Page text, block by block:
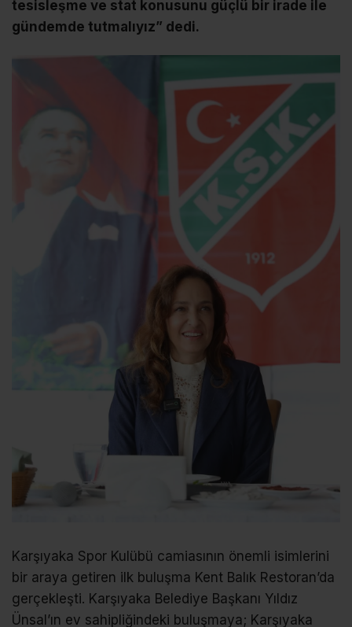
tesisleşme ve stat konusunu güçlü bir irade ile
gündemde tutmalıyız” dedi.
Karşıyaka Spor Kulübü camiasının önemli isimlerini
bir araya getiren ilk buluşma Kent Balık Restoran’da
gerçekleşti. Karşıyaka Belediye Başkanı Yıldız
Ünsal’ın ev sahipliğindeki buluşmaya; Karşıyaka